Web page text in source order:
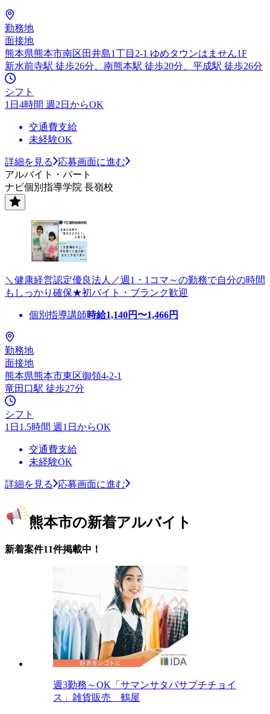
勤務地
面接地
熊本県熊本市南区田井島1丁目2-1 ゆめタウンはません1F
新水前寺駅 徒歩26分、南熊本駅 徒歩20分、平成駅 徒歩26分
シフト
1日4時間 週2日からOK
交通費支給
未経験OK
詳細を見る
応募画面に進む
アルバイト・パート
ナビ個別指導学院 長嶺校
＼健康経営認定優良法人／週1・1コマ～の勤務で自分の時間
もしっかり確保★初バイト・ブランク歓迎
個別指導講師時給1,140円〜1,466円
勤務地
面接地
熊本県熊本市東区御領4-2-1
竜田口駅 徒歩27分
シフト
1日1.5時間 週1日からOK
交通費支給
未経験OK
詳細を見る 応募画面に進む
熊本市の新着アルバイト
新着案件11件掲載中！
週3勤務～OK「サマンサタバサプチチョイ
ス」雑貨販売 鶴屋